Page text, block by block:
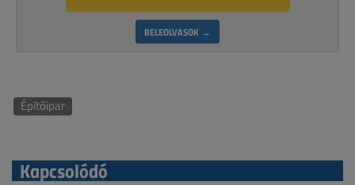
BELEOLVASOK →
Építőipar
Kapcsolódó